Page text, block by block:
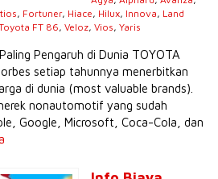
, Fortuner, Hiace, Hilux, Innova, Land
FT 86, Veloz, Vios, Yaris
Pengaruh di Dunia TOYOTA
setiap tahunnya menerbitkan
di dunia (most valuable brands).
nonautomotif yang sudah
Google, Microsoft, Coca-Cola, dan